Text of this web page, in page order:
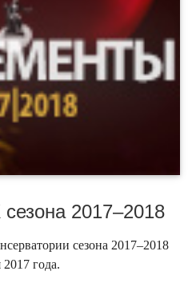
2017–2018
сезона 2017–2018
года.